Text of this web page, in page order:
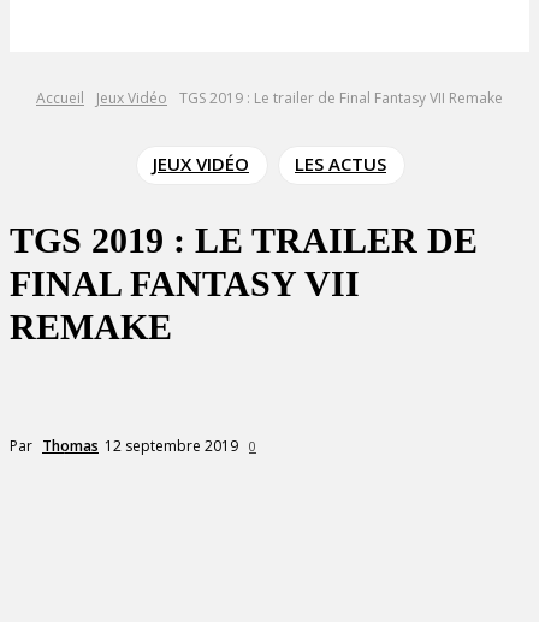
Accueil Jeux Vidéo TGS 2019 : Le trailer de Final Fantasy VII Remake
JEUX VIDÉO LES ACTUS
TGS 2019 : LE TRAILER DE
FINAL FANTASY VII
REMAKE
Par Thomas 12 septembre 2019 0